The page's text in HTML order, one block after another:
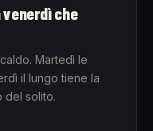
venerdì che
Martedì le
il lungo tiene la
del solito.